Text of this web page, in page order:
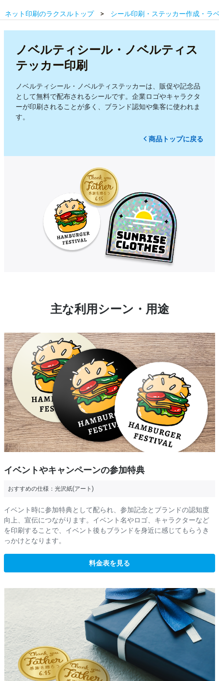
ネット印刷のラクスルトップ シール印刷・ステッカー作成・ラ
ノベルティシール・ノベルティス
テッカー印刷
商品トップに戻る
ノベルティシール・ノベルティステッカーは、販促や記念品
として無料で配布されるシールです。企業ロゴやキャラクタ
ーが印刷されることが多く、ブランド認知や集客に使われま
す。
主な利用シーン・用途
イベントやキャンペーンの参加特典
おすすめの仕様： 光沢紙(アート)
イベント時に参加特典として配られ、参加記念とブランドの認知度
向上、宣伝につながります。イベント名やロゴ、キャラクターなど
を印刷することで、イベント後もブランドを身近に感じてもらうき
っかけとなります。
料金表を見る